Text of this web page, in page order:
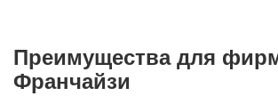
Преимущества для
Франчайзи